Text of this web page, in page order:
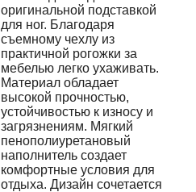
оригинальной подставкой
для ног. Благодаря
съемному чехлу из
практичной рогожки за
мебелью легко ухаживать.
Материал обладает
высокой прочностью,
устойчивостью к износу и
загрязнениям. Мягкий
пенополиуретановый
наполнитель создает
комфортные условия для
отдыха. Дизайн сочетается